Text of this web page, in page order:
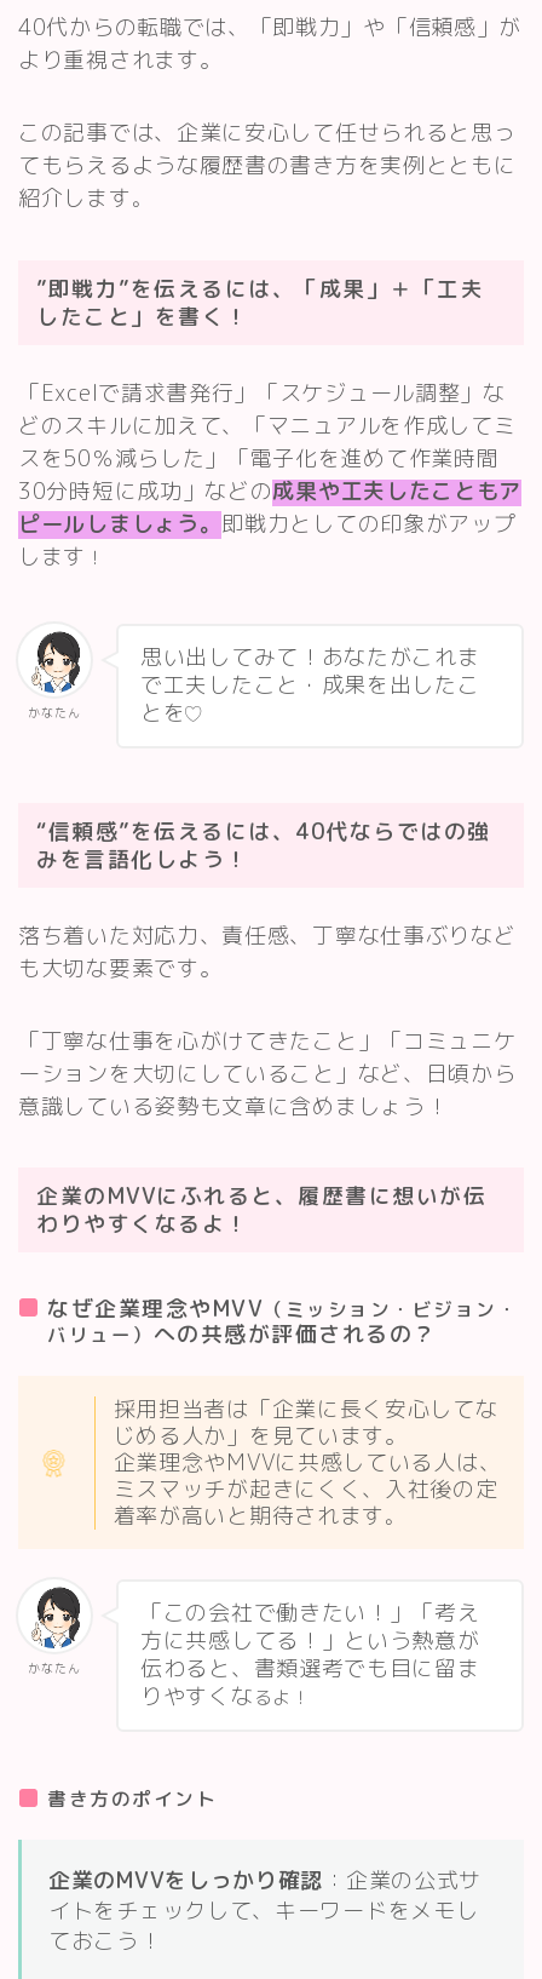
40代からの転職では、「即戦力」や「信頼感」が
より重視されます。
この記事では、企業に安心して任せられると思っ
てもらえるような履歴書の書き方を実例とともに
紹介します。
”即戦力”を伝えるには、「成果」＋「工夫
したこと」を書く！
「Excelで請求書発行」「スケジュール調整」な
どのスキルに加えて、「マニュアルを作成してミ
スを50％減らした」「電子化を進めて作業時間
30分時短に成功」などの成果や工夫したこともア
ピールしましょう。 即戦力としての印象がアップ
します ！
かなたん
思い出してみて！あなたがこれま
で工夫したこと・成果を出したこ
とを
“信頼感”を伝えるには、40代ならではの強
みを言語化しよう！
落ち着いた対応力、責任感、丁寧な仕事ぶりなど
も大切な要素です。
「丁寧な仕事を心がけてきたこと」「コミュニケ
ーションを大切にしていること」など、日頃から
意識している姿勢も文章に含めましょう！
企業のMVVにふれると、履歴書に想いが伝
わりやすくなるよ！
なぜ企業理念やMVV （ミッション・ビジョン・
バリュー） への共感が評価されるの？
採用担当者は「企業に長く安心してな
じめる人か」を見ています。
企業理念やMVVに共感している人は、
ミスマッチが起きにくく、入社後の定
着率が高いと期待されます。
かなたん
「この会社で働きたい！」「考え
方に共感してる！」という熱意が
伝わると、書類選考でも目に留ま
りやすくなるよ！
書き方のポイント
企業のMVVをしっかり確認 ：企業の公式サ
イトをチェックして、キーワードをメモし
ておこう！